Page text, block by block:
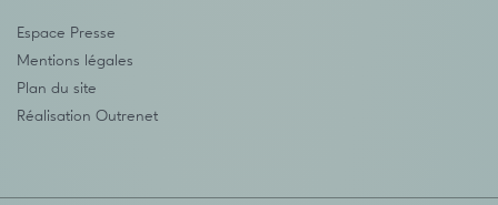
Espace Presse
Mentions légales
Plan du site
Réalisation Outrenet